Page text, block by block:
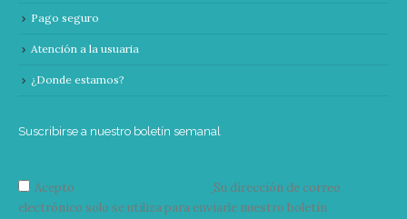
Pago seguro
Atención a la usuaria
¿Donde estamos?
Suscribirse a nuestro boletín semanal
Acepto
Su dirección de correo
electrónico solo se utiliza para enviarle nuestro boletín